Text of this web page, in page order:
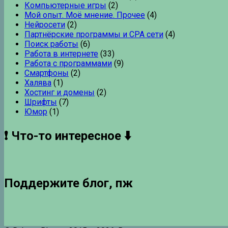
Компьютерные игры (2)
Мой опыт. Моё мнение. Прочее (4)
Нейросети (2)
Партнёрские программы и CPA сети (4)
Поиск работы (6)
Работа в интернете (33)
Работа с программами (9)
Смартфоны (2)
Халява (1)
Хостинг и домены (2)
Шрифты (7)
Юмор (1)
❗ Что-то интересное ⬇️
Поддержите блог, пж